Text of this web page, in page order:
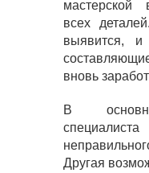
мастерской
всех
выявится, и
вновь
В
Другая